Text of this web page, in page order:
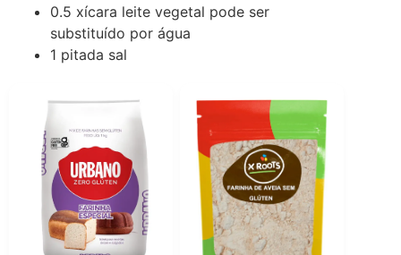
0.5 xícara leite vegetal pode ser
substituído por água
1 pitada sal